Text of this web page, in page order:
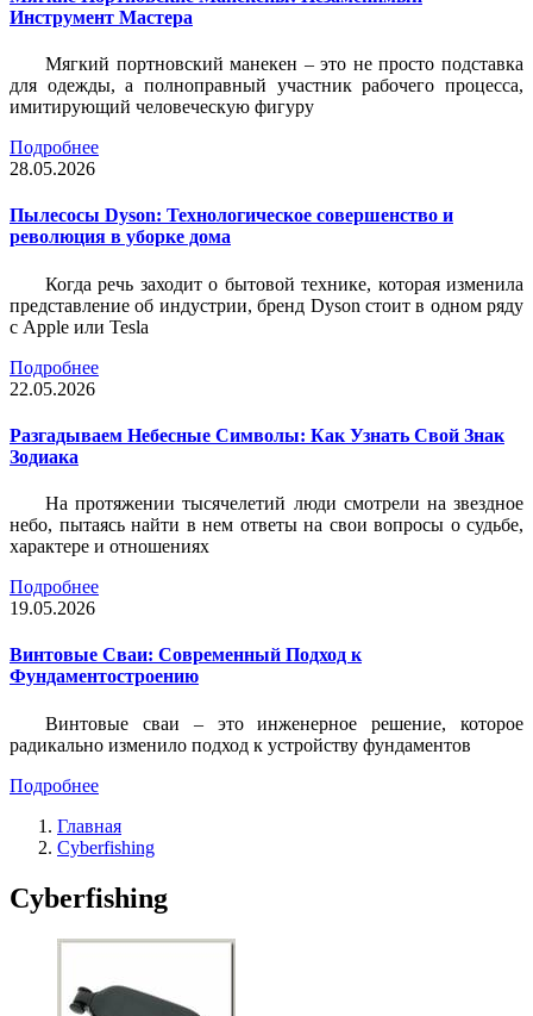
Инструмент Мастера
Мягкий портновский манекен – это не просто подставка
для одежды, а полноправный участник рабочего процесса,
имитирующий человеческую фигуру
Подробнее
28.05.2026
Пылесосы Dyson: Технологическое совершенство и
революция в уборке дома
Когда речь заходит о бытовой технике, которая изменила
представление об индустрии, бренд Dyson стоит в одном ряду
с Apple или Tesla
Подробнее
22.05.2026
Разгадываем Небесные Символы: Как Узнать Свой Знак
Зодиака
На протяжении тысячелетий люди смотрели на звездное
небо, пытаясь найти в нем ответы на свои вопросы о судьбе,
характере и отношениях
Подробнее
19.05.2026
Винтовые Сваи: Современный Подход к
Фундаментостроению
Винтовые сваи – это инженерное решение, которое
радикально изменило подход к устройству фундаментов
Подробнее
Главная
Cyberfishing
Cyberfishing